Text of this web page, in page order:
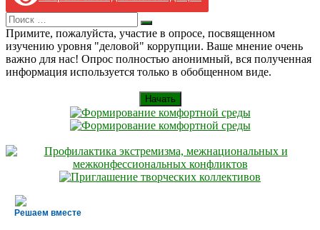
Search
for:
Искать
Примите, пожалуйста, участие в опросе, посвященном
изучению уровня "деловой" коррупции. Ваше мнение очень
важно для нас! Опрос полностью анонимный, вся полученная
информация используется только в обобщенном виде.
Начать
Решаем вместе